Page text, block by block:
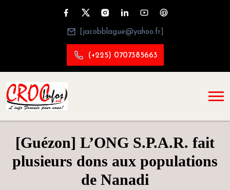
[jacobblague@yahoo.fr]
(+225) 0707385663
[Guézon] L’ONG S.P.A.R. fait
plusieurs dons aux populations
de Nanadi